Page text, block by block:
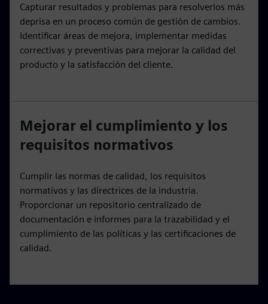
Capturar resultados y problemas para resolverlos más
deprisa en un proceso común de gestión de cambios.
Identificar áreas de mejora, implementar medidas
correctivas y preventivas para mejorar la calidad del
producto y la satisfacción del cliente.
Mejorar el cumplimiento y los
requisitos normativos
Cumplir las normas de calidad, los requisitos
normativos y las directrices de la industria.
Proporcionar un repositorio centralizado de
documentación e informes para la trazabilidad y el
cumplimiento de las políticas y las certificaciones de
calidad.